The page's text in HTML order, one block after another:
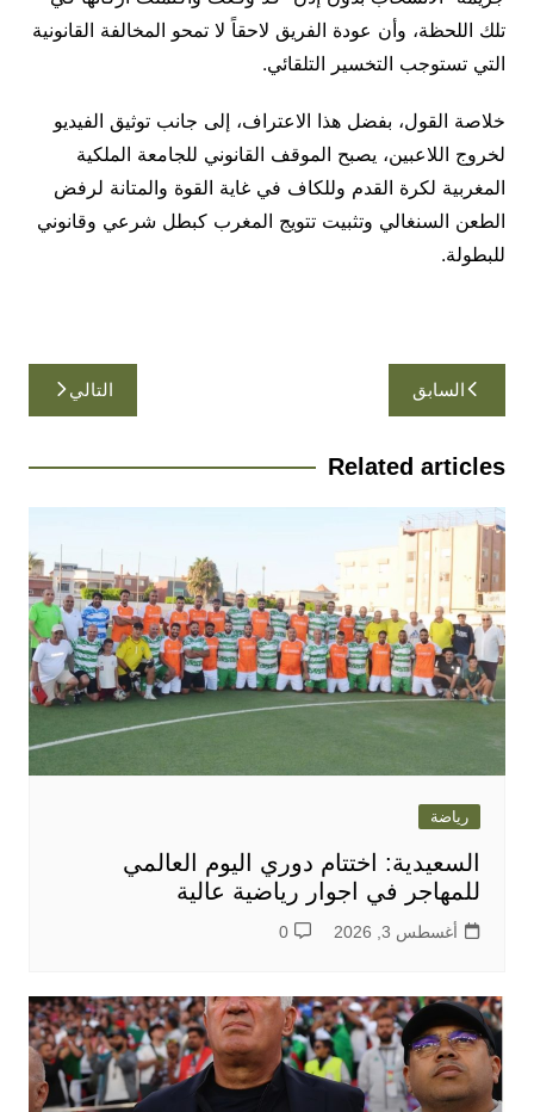
تلك اللحظة، وأن عودة الفريق لاحقاً لا تمحو المخالفة القانونية
التي تستوجب التخسير التلقائي.
خلاصة القول، بفضل هذا الاعتراف، إلى جانب توثيق الفيديو
لخروج اللاعبين، يصبح الموقف القانوني للجامعة الملكية
المغربية لكرة القدم وللكاف في غاية القوة والمتانة لرفض
الطعن السنغالي وتثبيت تتويج المغرب كبطل شرعي وقانوني
للبطولة.
تصفّح
المقالات
السابق التالي
Related articles
رياضة
السعيدية: اختتام دوري اليوم العالمي
للمهاجر في اجوار رياضية عالية
أغسطس 3, 2026 0